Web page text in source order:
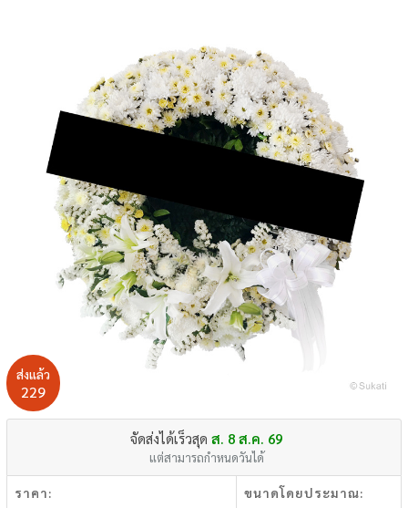
ส่งแล้ว
229
จัดส่งได้เร็วสุด ส. 8 ส.ค. 69
แต่สามารถกำหนดวันได้
ราคา: ขนาดโดยประมาณ: